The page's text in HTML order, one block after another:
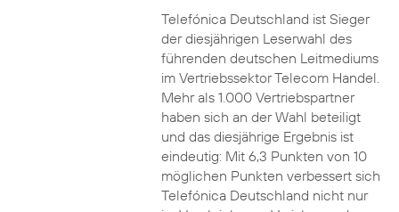
Telefónica Deutschland ist Sieger
der diesjährigen Leserwahl des
führenden deutschen Leitmediums
im Vertriebssektor Telecom Handel.
Mehr als 1.000 Vertriebspartner
haben sich an der Wahl beteiligt
und das diesjährige Ergebnis ist
eindeutig: Mit 6,3 Punkten von 10
möglichen Punkten verbessert sich
Telefónica Deutschland nicht nur